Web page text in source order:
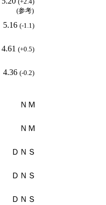
(参考)
5.16 (-1.1)
4.61 (+0.5)
4.36 (-0.2)
ＮＭ
ＮＭ
ＤＮＳ
ＤＮＳ
ＤＮＳ